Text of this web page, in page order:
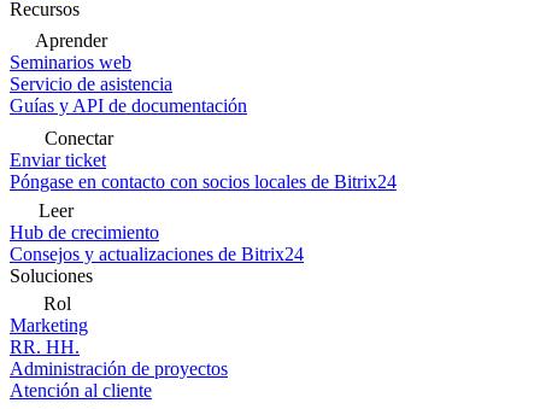
Recursos
Aprender
Seminarios web
Servicio de asistencia
Guías y API de documentación
Conectar
Enviar ticket
Póngase en contacto con socios locales de Bitrix24
Leer
Hub de crecimiento
Consejos y actualizaciones de Bitrix24
Soluciones
Rol
Marketing
RR. HH.
Administración de proyectos
Atención al cliente